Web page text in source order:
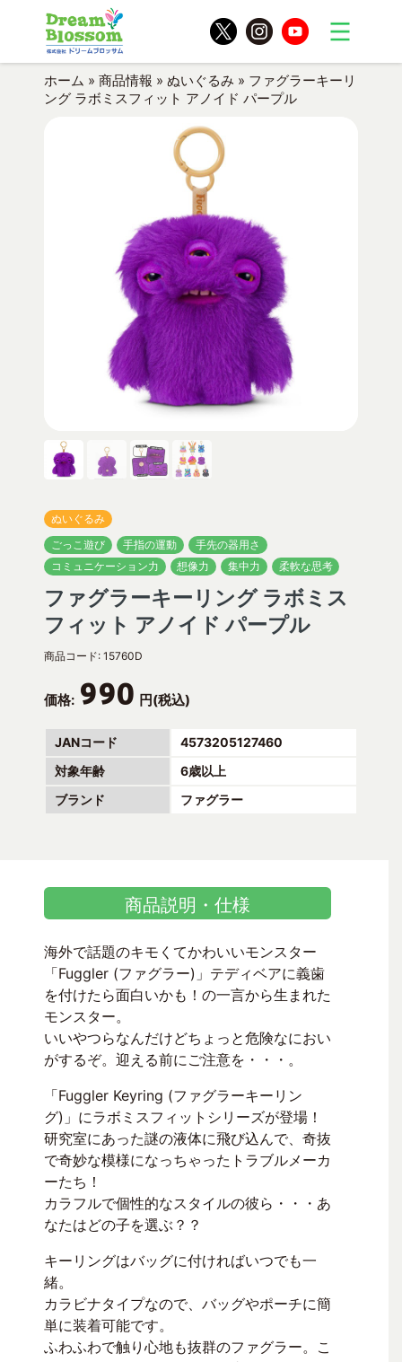
ホーム » 商品情報 » ぬいぐるみ » ファグラーキーリ
ング ラボミスフィット アノイド パープル
ぬいぐるみ
ごっこ遊び
手指の運動
手先の器用さ
コミュニケーション力
想像力 集中力 柔軟な思考
ファグラーキーリング ラボミス
フィット アノイド パープル
商品コード: 15760D
価格: 990 円(税込)
JANコード
4573205127460
対象年齢
6歳以上
ブランド
ファグラー
商品説明・仕様
海外で話題のキモくてかわいいモンスター
「Fuggler (ファグラー)」テディベアに義歯
を付けたら面白いかも！の一言から生まれた
モンスター。
いいやつらなんだけどちょっと危険なにおい
がするぞ。迎える前にご注意を・・・。
「Fuggler Keyring (ファグラーキーリン
グ)」にラボミスフィットシリーズが登場！
研究室にあった謎の液体に飛び込んで、奇抜
で奇妙な模様になっちゃったトラブルメーカ
ーたち！
カラフルで個性的なスタイルの彼ら・・・あ
なたはどの子を選ぶ？？
キーリングはバッグに付ければいつでも一
緒。
カラビナタイプなので、バッグやポーチに簡
単に装着可能です。
ふわふわで触り心地も抜群のファグラー。こ